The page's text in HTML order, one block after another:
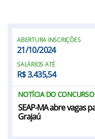
ABERTURA INSCRIÇÕES
21/10/2024
SALÁRIOS ATÉ
R$ 3.435,54
NOTÍCIA DO CONCURSO
SEAP-MA abre vagas
Grajaú